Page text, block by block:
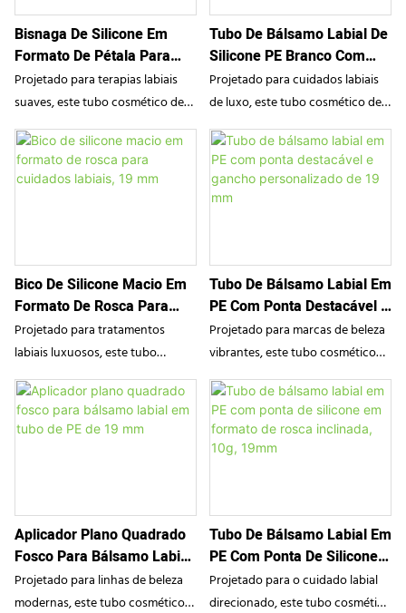
Concebido para marcas de beleza
modernas, combina elegância
funcional com dispensação
confiável para uma experiência
de maquilhagem diária
excecional.
preciso da dosagem e uma
sensação tátil luxuosa, elevando
a rotina diária de cuidados com a
pele da sua marca de beleza.
Bisnaga De Silicone Em
Formato De Pétala Para
Bálsamo Labial, 19 Mm
Projetado para terapias labiais
suaves, este tubo cosmético de
PE de 19 mm apresenta um
aplicador de silicone exclusivo
em formato de pétala. Como
prova de vazamentos e de alto
desempenho que protegem
glosses labiais nutritivos e
bálsamos peptídicos,
proporcionando uma experiência
de aplicação excepcionalmente
higiênica e macia para marcas de
beleza exigentes.
Tubo De Bálsamo Labial De
Silicone PE Branco Com
Tampa Dourada De Luxo,
16 Mm
Projetado para cuidados labiais
de luxo, este tubo cosmético de
PE de 16 mm combina um corpo
branco minimalista com uma
opulenta tampa de rosca
banhada a ouro e um aplicador
embalagens personalizadas,
oferecemos soluções de
embalagens sofisticadas e à
prova de vazamentos que
protegem os séruns ativos e
facilitam a aplicação diária para
marcas de beleza premium.
Bico De Silicone Macio Em
Formato De Rosca Para
Cuidados Labiais, 19 Mm
Projetado para tratamentos
labiais luxuosos, este tubo
cosmético de PE de 19 mm possui
um aplicador de silicone macio
em formato de rosca. Como seu
e à prova de vazamentos que
preservam os ativos de séruns e
glosses labiais, proporcionando
uma experiência de aplicação
suave e higiênica para
Tubo De Bálsamo Labial Em
PE Com Ponta Destacável E
Gancho Personalizado De
19 Mm
Projetado para marcas de beleza
vibrantes, este tubo cosmético
de PE de 19 mm apresenta uma
extremidade com gancho
recortado exclusivo e um
aplicador de PE removível. Como
oferecemos soluções divertidas e
funcionais que protegem gloss
labial nutritivo e bálsamos com
peptídeos, maximizando o apelo
nas prateleiras e a portabilidade
Aplicador Plano Quadrado
Fosco Para Bálsamo Labial
Em Tubo De PE De 19 Mm
Projetado para linhas de beleza
modernas, este tubo cosmético
Tubo De Bálsamo Labial Em
PE Com Ponta De Silicone
Em Formato De Rosca
Inclinada, 10g, 19mm
Projetado para o cuidado labial
direcionado, este tubo cosmético